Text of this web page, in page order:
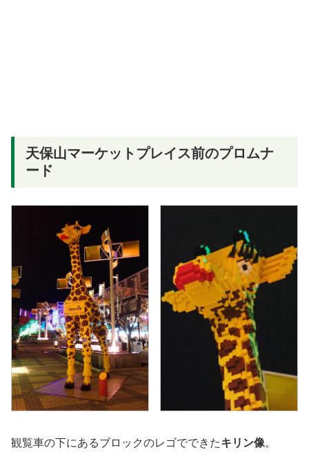
天保山マーケットプレイス前のプロムナ
ード
観覧車の下にあるブロックのレゴでできたキリン像。